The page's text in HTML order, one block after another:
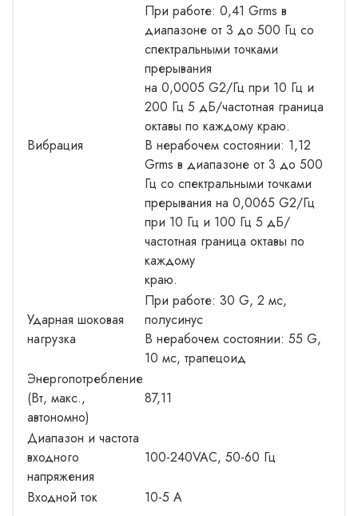
Вибрация
При работе: 0,41 Grms в
диапазоне от 3 до 500 Гц со
спектральными точками
прерывания
на 0,0005 G2/Гц при 10 Гц и
200 Гц 5 дБ/частотная граница
октавы по каждому краю.
В нерабочем состоянии: 1,12
Grms в диапазоне от 3 до 500
Гц со спектральными точками
прерывания на 0,0065 G2/Гц
при 10 Гц и 100 Гц 5 дБ/
частотная граница октавы по
каждому
краю.
Ударная шоковая
нагрузка
При работе: 30 G, 2 мс,
полусинус
В нерабочем состоянии: 55 G,
10 мс, трапецоид
Энергопотребление
(Вт, макс.,
автономно)
87,11
Диапазон и частота
входного
напряжения
100-240VAC, 50-60 Гц
Входной ток 10-5 А